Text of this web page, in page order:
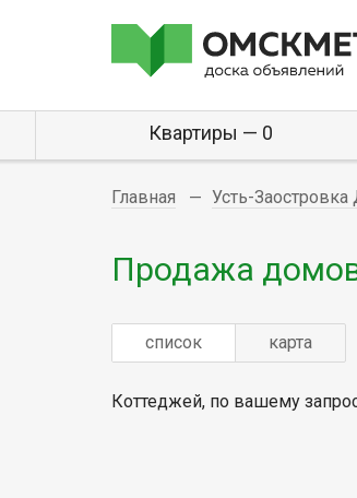
Квартиры — 0
Главная Усть-
Продажа
список карта
Коттеджей, по вашему